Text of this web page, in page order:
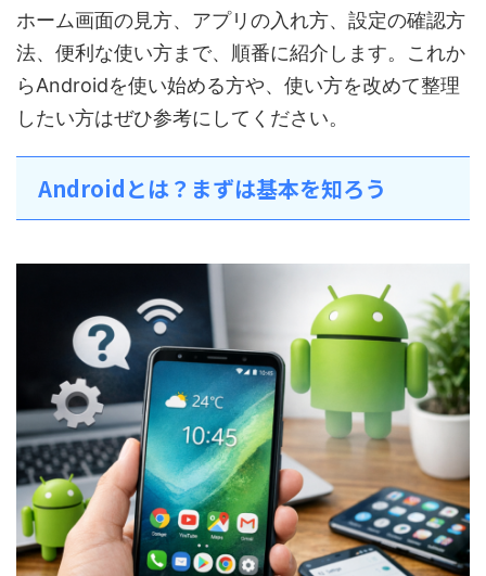
ホーム画面の見方、アプリの入れ方、設定の確認方
法、便利な使い方まで、順番に紹介します。これか
らAndroidを使い始める方や、使い方を改めて整理
したい方はぜひ参考にしてください。
Androidとは？まずは基本を知ろう